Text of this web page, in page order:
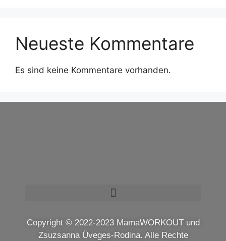
Neueste Kommentare
Es sind keine Kommentare vorhanden.
Copyright © 2022-2023 MamaWORKOUT und
Zsuzsanna Üveges-Rodina. Alle Rechte